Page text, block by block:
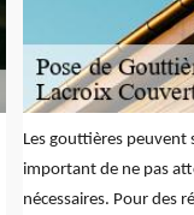
Les gouttières peuvent
important de ne pas
nécessaires. Pour des